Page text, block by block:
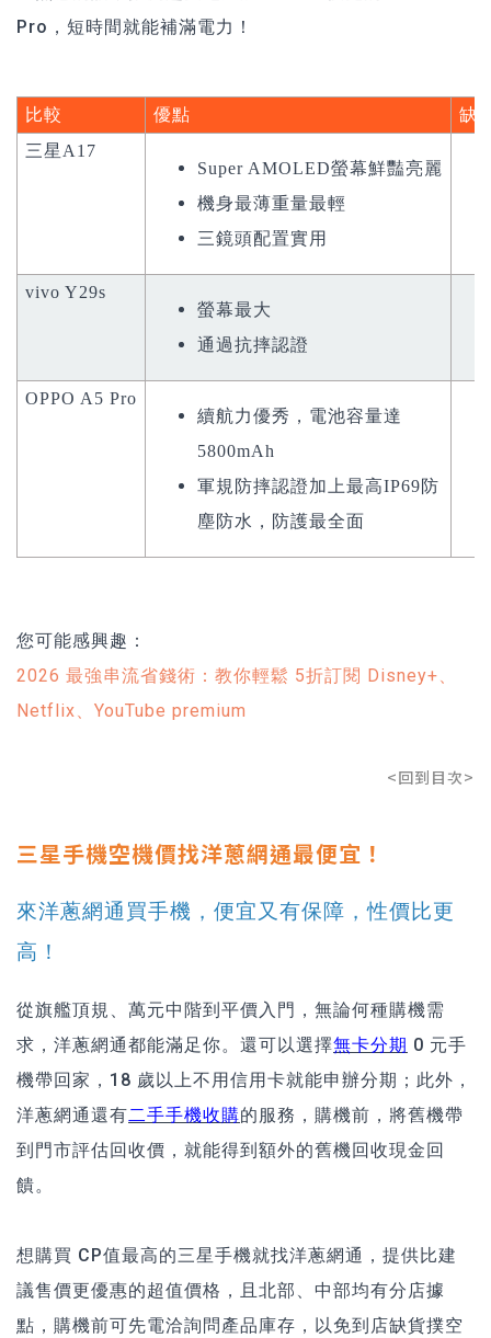
Pro，短時間就能補滿電力！
比較 優點
缺
三星A17
Super AMOLED螢幕鮮豔亮麗
機身最薄重量最輕
三鏡頭配置實用
vivo Y29s
螢幕最大
通過抗摔認證
OPPO A5 Pro
續航力優秀，電池容量達
5800mAh
軍規防摔認證加上最高IP69防
塵防水，防護最全面
您可能感興趣：
2026 最強串流省錢術：教你輕鬆 5折訂閱 Disney+、
Netflix、YouTube premium
<回到目次>
三星手機空機價找洋蔥網通最便宜！
來洋蔥網通買手機，便宜又有保障，性價比更
高！
從旗艦頂規、萬元中階到平價入門，無論何種購機需
求，洋蔥網通都能滿足你。還可以選擇無卡分期 0 元手
機帶回家，18 歲以上不用信用卡就能申辦分期；此外，
洋蔥網通還有二手手機收購的服務，購機前，將舊機帶
到門市評估回收價，就能得到額外的舊機回收現金回
饋。
想購買 CP值最高的三星手機就找洋蔥網通，提供比建
議售價更優惠的超值價格，且北部、中部均有分店據
點，購機前可先電洽詢問產品庫存，以免到店缺貨撲空